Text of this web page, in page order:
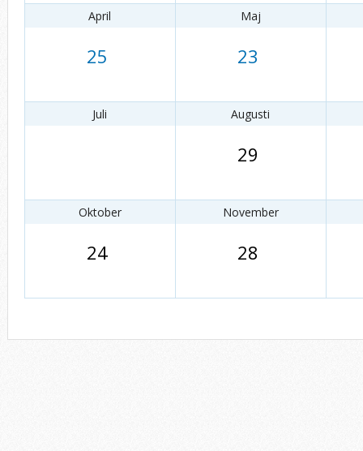
April
25
Maj
23
Juli Augusti
29
Oktober
24
November
28